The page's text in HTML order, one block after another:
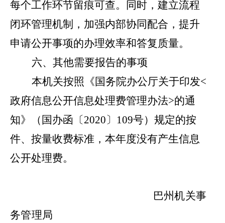
每个工作环节留痕可查。同时，建立流程
闭环管理机制，加强内部协同配合，提升
申请公开事项的办理效率和答复质量。
六、其他需要报告的事项
本机关按照《国务院办公厅关于印发<
政府信息公开信息处理费管理办法>的通
知》（国办函〔2020〕 109号）规定的按
件、按量收费标准，本年度没有产生信息
公开处理费。
巴州机关事
务管理局